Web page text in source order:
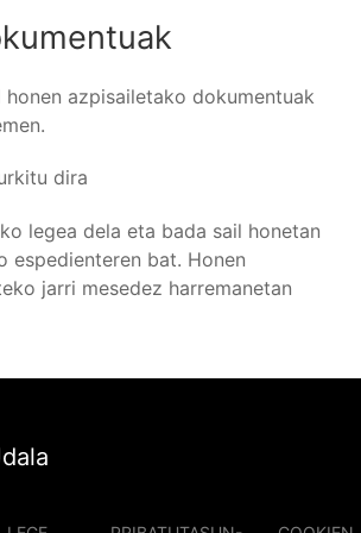
honen azpisailetako dokumentuak
dira
legea dela eta bada sail honetan
espedienteren bat. Honen
jarri mesedez harremanetan